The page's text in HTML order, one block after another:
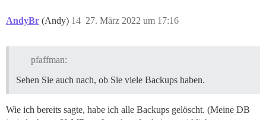
AndyBr (Andy) 27. März 2022 um 17:16
14
pfaffman:
Sehen Sie auch nach, ob Sie viele Backups haben.
Wie ich bereits sagte, habe ich alle Backups gelöscht. (Meine DB